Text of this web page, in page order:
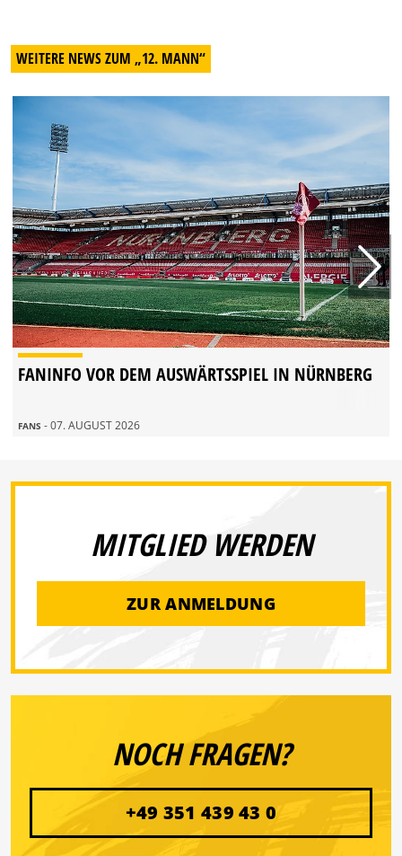
WEITERE NEWS ZUM „12. MANN“
FANINFO VOR DEM AUSWÄRTSSPIEL IN NÜRNBERG
FANS - 07. AUGUST 2026
MITGLIED WERDEN
ZUR ANMELDUNG
NOCH FRAGEN?
+49 351 439 43 0